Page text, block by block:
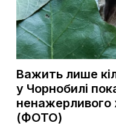
Важить лише
у Чорнобилі
ненажерливого
(ФОТО)